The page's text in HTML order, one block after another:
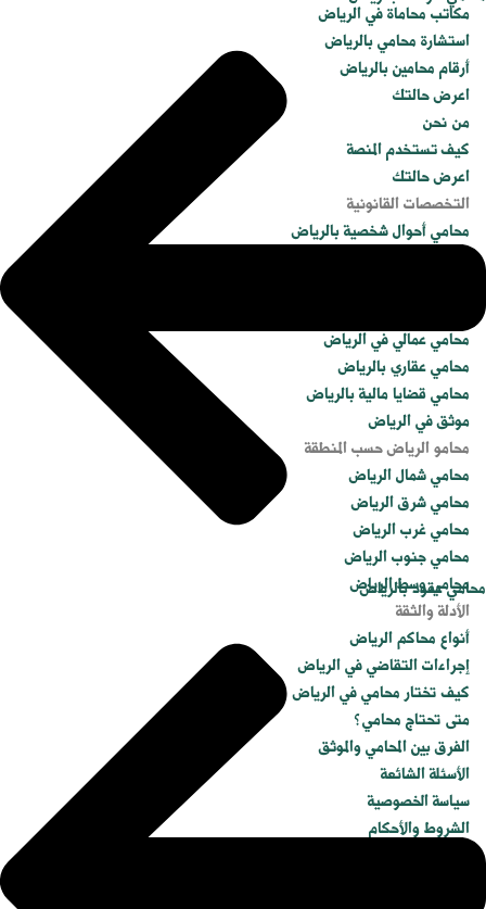
محامي عقود بالرياض
مكاتب محاماة في الرياض
استشارة محامي بالرياض
أرقام محامين بالرياض
اعرض حالتك
من نحن
كيف تستخدم المنصة
اعرض حالتك
التخصصات القانونية
محامي أحوال شخصية بالرياض
محامي عمالي في الرياض
محامي عقاري بالرياض
محامي قضايا مالية بالرياض
موثق في الرياض
محامو الرياض حسب المنطقة
محامي شمال الرياض
محامي شرق الرياض
محامي غرب الرياض
محامي جنوب الرياض
محامي وسط الرياض
الأدلة والثقة
أنواع محاكم الرياض
إجراءات التقاضي في الرياض
كيف تختار محامي في الرياض
متى تحتاج محامي؟
الفرق بين المحامي والموثق
الأسئلة الشائعة
سياسة الخصوصية
الشروط والأحكام